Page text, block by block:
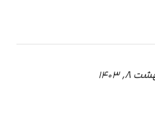
8, 1403